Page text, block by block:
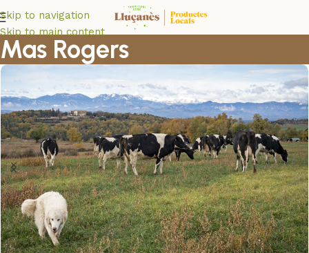
Skip to navigation
Skip to main content
Mas Rogers